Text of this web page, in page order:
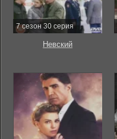
7 сезон 30 серия
Невский